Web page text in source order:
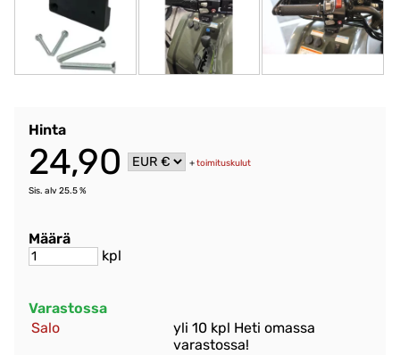
Hinta
24,90 +toimituskulut
Sis. alv 25.5 %
Määrä
kpl
Varastossa
Salo
yli 10 kpl Heti omassa
varastossa!